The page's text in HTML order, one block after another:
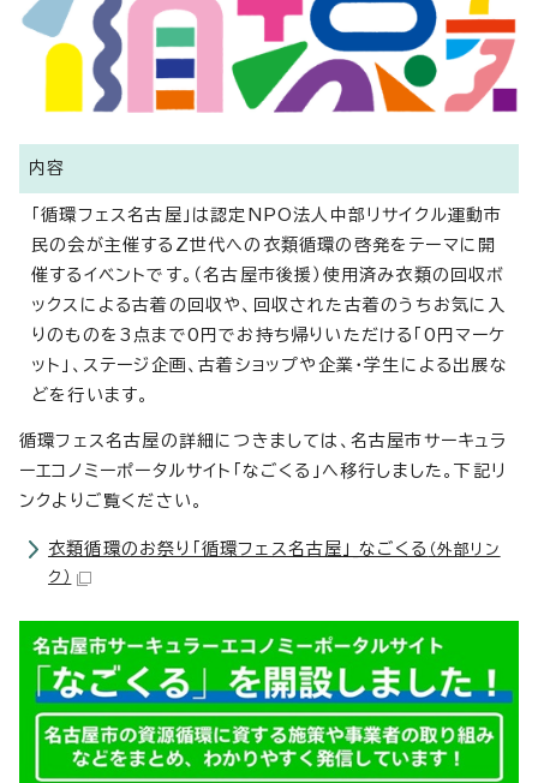
内容
「循環フェス名古屋」は認定NPO法人中部リサイクル運動市
民の会が主催するZ世代への衣類循環の啓発をテーマに開
催するイベントです。（名古屋市後援）使用済み衣類の回収ボ
ックスによる古着の回収や、回収された古着のうちお気に入
りのものを3点まで0円でお持ち帰りいただける「0円マーケ
ット」、ステージ企画、古着ショップや企業・学生による出展な
どを行います。
循環フェス名古屋の詳細につきましては、名古屋市サーキュラ
ーエコノミーポータルサイト「なごくる」へ移行しました。下記リ
ンクよりご覧ください。
衣類循環のお祭り「循環フェス名古屋」_なごくる （外部リン
ク）